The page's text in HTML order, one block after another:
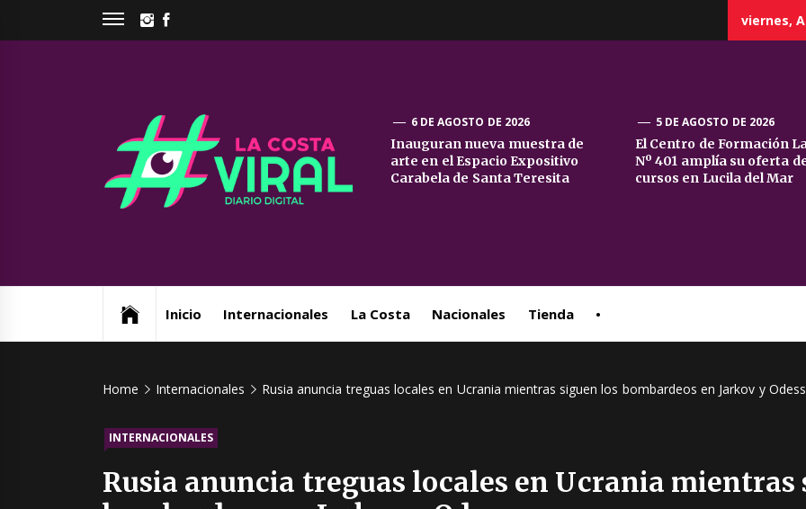
INSTAGRAM
viernes,
La
Costa
6 DE AGOSTO DE 2026
Inauguran nueva muestra de
arte en el Espacio Expositivo
Carabela de Santa Teresita
5 DE AGOSTO DE 2026
El Centro de Formación
Nº 401 amplía su oferta
cursos en Lucila del Mar
Inicio Internacionales La Costa Nacionales Tienda •
Home Internacionales Rusia anuncia treguas locales en Ucrania mientras siguen los bombardeos en Jarkov y
INTERNACIONALES
Rusia anuncia treguas locales en Ucrania mientras